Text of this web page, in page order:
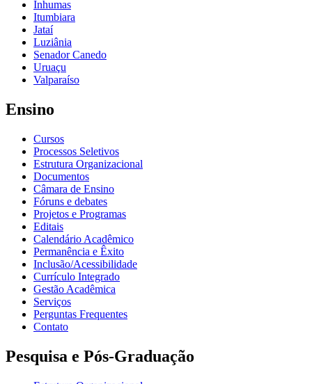
Inhumas
Itumbiara
Jataí
Luziânia
Senador Canedo
Uruaçu
Valparaíso
Ensino
Cursos
Processos Seletivos
Estrutura Organizacional
Documentos
Câmara de Ensino
Fóruns e debates
Projetos e Programas
Editais
Calendário Acadêmico
Permanência e Êxito
Inclusão/Acessibilidade
Currículo Integrado
Gestão Acadêmica
Serviços
Perguntas Frequentes
Contato
Pesquisa e Pós-Graduação